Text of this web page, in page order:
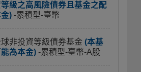
級之高風險債券且基金之配
) -累積型-臺幣
非投資等級債券基金 (本基
為本金) -累積型-臺幣-A股